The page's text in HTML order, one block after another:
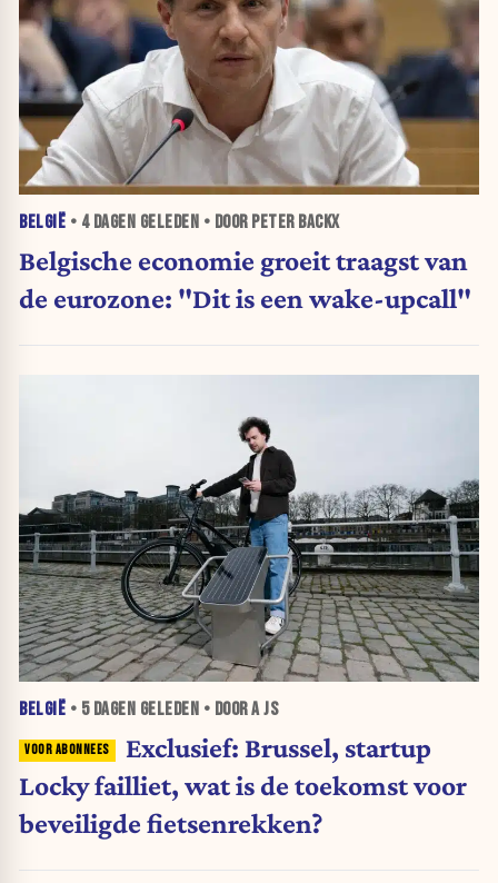
BELGIË • 4 DAGEN GELEDEN • DOOR PETER BACKX
Belgische economie groeit traagst van
de eurozone: "Dit is een wake-upcall"
BELGIË • 5 DAGEN GELEDEN • DOOR A JS
Exclusief: Brussel, startup
Locky failliet, wat is de toekomst voor
beveiligde fietsenrekken?